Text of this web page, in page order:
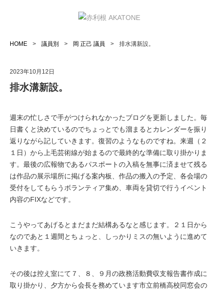
HOME > 議員別 > 岡 正己 議員 > 排水溝新設。
2023年10月12日
排水溝新設。
週末の忙しさで手がつけられなかったブログを更新しました。毎
日書くと決めているのでちょっとでも溜まるとカレンダーを振り
返りながら記していきます。復習のようなものですね。来週（２
１日）から上毛芸術線が始まるので最終的な準備に取り掛かりま
す。最後の広報物であるパスポートの入稿を無事に済ませて残る
は作品の展示場所に掲げる案内板、作品の搬入の予定、各会場の
受付をしてもらうボランティア集め、車両を貸切で行うイベント
内容のFIXなどです。
こうやってあげるとまだまだ結構あるなと感じます。２１日から
なのであと１週間とちょっと、しっかりミスの無いように進めて
いきます。
その後は控え室にて７、８、９月の政務活動費収支報告書作成に
取り掛かり、夕方から会長を務めています市立前橋高校同窓会の